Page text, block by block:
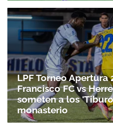
LPF Torneo
Francisco FC vs
someten a los
monasterio